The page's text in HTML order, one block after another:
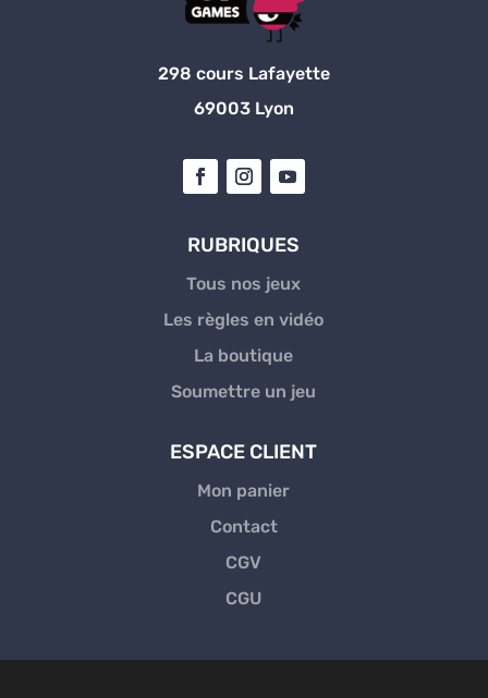
298 cours Lafayette
69003 Lyon
RUBRIQUES
Tous nos jeux
Les règles en vidéo
La boutique
Soumettre un jeu
ESPACE CLIENT
Mon panier
Contact
CGV
CGU